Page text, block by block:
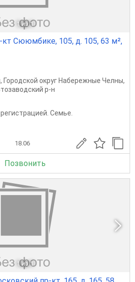
1 из 1
кт Сююмбике, 105, д. 105, 63 м²,
, Городской округ Набережные Челны,
р-н
Семье.
18.06
Позвонить
1 из 1